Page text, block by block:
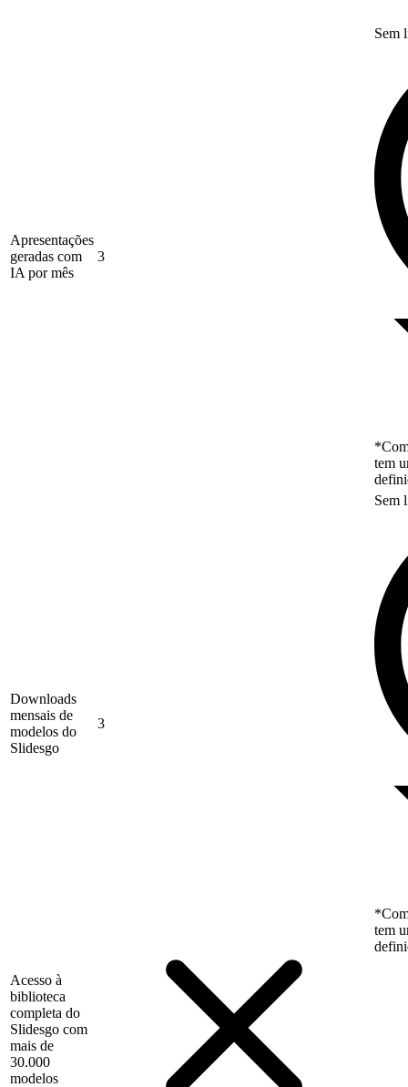
Apresentações
geradas com
IA por mês
3
Sem
tem
Downloads
mensais de
modelos do
Slidesgo
3
Sem
tem
Acesso à
biblioteca
completa do
Slidesgo com
mais de
30.000
modelos